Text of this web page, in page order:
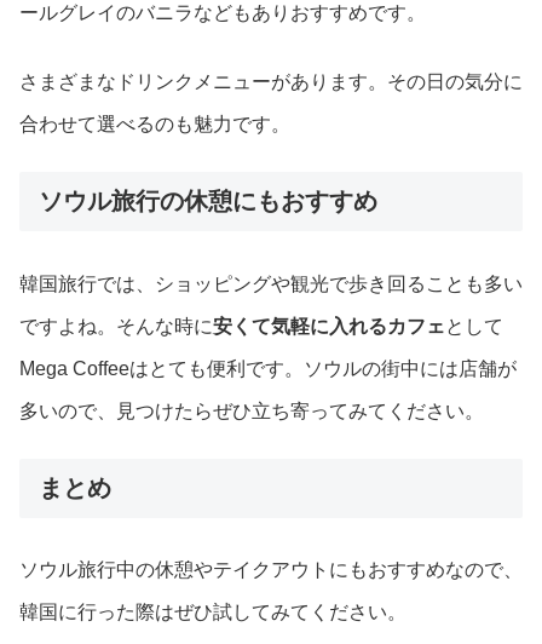
ールグレイのバニラなどもありおすすめです。
さまざまなドリンクメニューがあります。その日の気分に
合わせて選べるのも魅力です。
ソウル旅行の休憩にもおすすめ
韓国旅行では、ショッピングや観光で歩き回ることも多い
ですよね。そんな時に安くて気軽に入れるカフェとして
Mega Coffeeはとても便利です。ソウルの街中には店舗が
多いので、見つけたらぜひ立ち寄ってみてください。
まとめ
ソウル旅行中の休憩やテイクアウトにもおすすめなので、
韓国に行った際はぜひ試してみてください。